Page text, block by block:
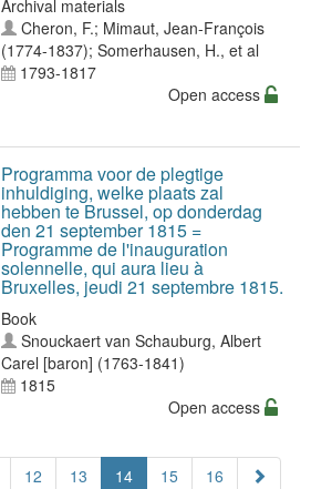
Archival materials
Cheron, F.; Mimaut, Jean-François
(1774-1837); Somerhausen, H., et al
1793-1817
Open access
Programma voor de plegtige
inhuldiging, welke plaats zal
hebben te Brussel, op donderdag
den 21 september 1815 =
Programme de l'inauguration
solennelle, qui aura lieu à
Bruxelles, jeudi 21 septembre 1815.
Book
Snouckaert van Schauburg, Albert
Carel [baron] (1763-1841)
1815
Open access
12 13 14 15 16